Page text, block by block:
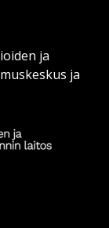
ja
ja